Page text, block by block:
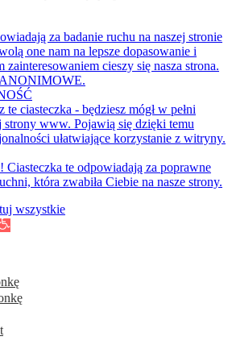
za badanie ruchu na naszej stronie
one nam na lepsze dopasowanie i
zainteresowaniem cieszy się nasza strona.
ANONIMOWE.
te ciasteczka - będziesz mógł w pełni
strony www. Pojawią się dzięki temu
ułatwiające korzystanie z witryny.
Ciasteczka te odpowiadają za poprawne
która zwabiła Ciebie na nasze strony.
wszystkie